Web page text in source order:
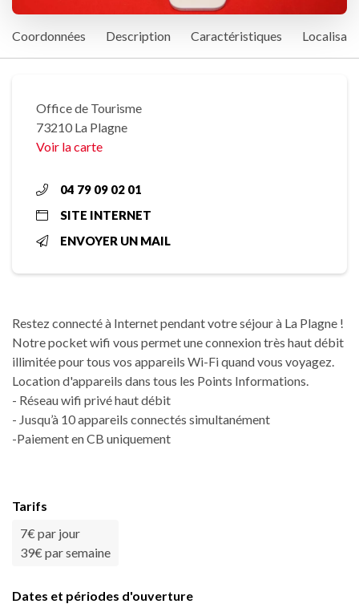
Coordonnées Description Caractéristiques
Office de Tourisme
73210 La Plagne
Voir la carte
04 79 09 02 01
SITE INTERNET
ENVOYER UN MAIL
Restez connecté à Internet pendant votre séjour à La Plagne !
Notre pocket wifi vous permet une connexion très haut débit
illimitée pour tous vos appareils Wi-Fi quand vous voyagez.
Location d'appareils dans tous les Points Informations.
- Réseau wifi privé haut débit
- Jusqu’à 10 appareils connectés simultanément
-Paiement en CB uniquement
Tarifs
7€ par jour
39€ par semaine
Dates et périodes d'ouverture